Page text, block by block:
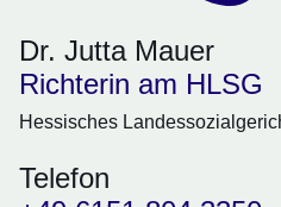
Dr. Jutta Mauer
Richterin am HLSG
Hessisches
Telefon